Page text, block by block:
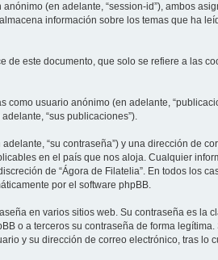
(en adelante, “session-id”), ambos
información sobre los temas que ha
de este documento, que solo se refiere a las
como usuario anónimo (en adelante,
“sus publicaciones”).
“su contraseña”) y una dirección de
en el país que nos aloja. Cualquier
de “Ágora de Filatelia”. En todos los
por el software phpBB.
en varios sitios web. Su contraseña es la
o a terceros su contraseña de forma legítima.
y su dirección de correo electrónico, tras lo